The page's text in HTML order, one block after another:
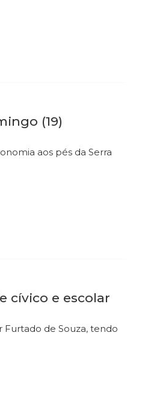
(19)
aos pés da Serra
cívico e escolar
Furtado de Souza, tendo